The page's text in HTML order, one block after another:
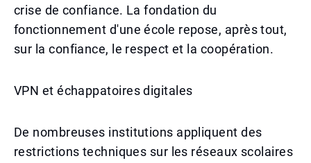
crise de confiance. La fondation du
fonctionnement d'une école repose, après tout,
sur la confiance, le respect et la coopération.
VPN et échappatoires digitales
De nombreuses institutions appliquent des
restrictions techniques sur les réseaux scolaires